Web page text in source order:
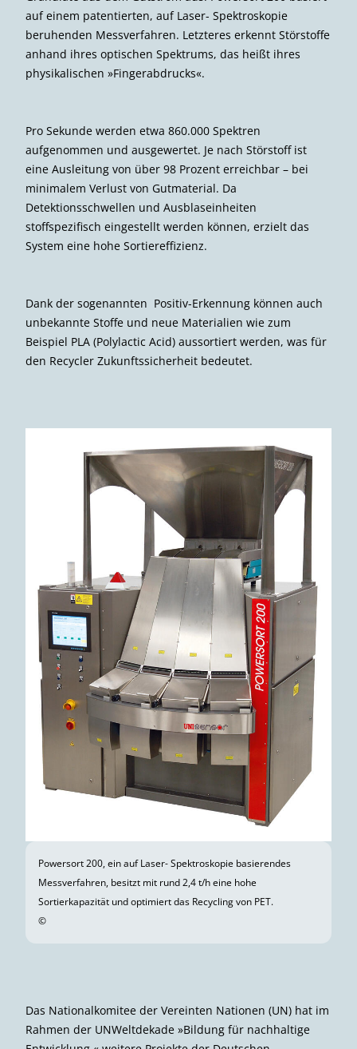
auf einem patentierten, auf Laser- Spektroskopie
beruhenden Messverfahren. Letzteres erkennt Störstoffe
anhand ihres optischen Spektrums, das heißt ihres
physikalischen »Fingerabdrucks«.
Pro Sekunde werden etwa 860.000 Spektren
aufgenommen und ausgewertet. Je nach Störstoff ist
eine Ausleitung von über 98 Prozent erreichbar – bei
minimalem Verlust von Gutmaterial. Da
Detektionsschwellen und Ausblaseinheiten
stoffspezifisch eingestellt werden können, erzielt das
System eine hohe Sortiereffizienz.
Dank der sogenannten Positiv-Erkennung können auch
unbekannte Stoffe und neue Materialien wie zum
Beispiel PLA (Polylactic Acid) aussortiert werden, was für
den Recycler Zukunftssicherheit bedeutet.
Powersort 200, ein auf Laser- Spektroskopie basierendes
Messverfahren, besitzt mit rund 2,4 t/h eine hohe
Sortierkapazität und optimiert das Recycling von PET.
©
Das Nationalkomitee der Vereinten Nationen (UN) hat im
Rahmen der UNWeltdekade »Bildung für nachhaltige